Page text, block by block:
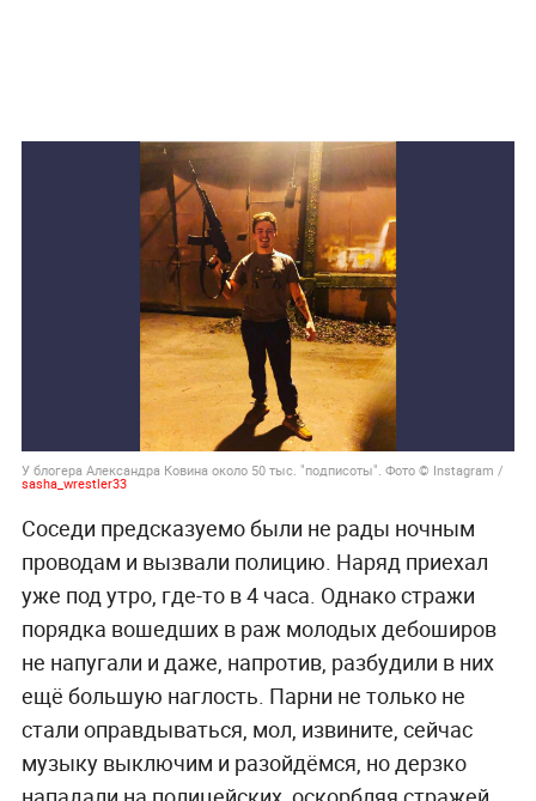
У блогера Александра Ковина около 50 тыс. "подписоты". Фото © Instagram /
sasha_wrestler33
Соседи предсказуемо были не рады ночным
проводам и вызвали полицию. Наряд приехал
уже под утро, где-то в 4 часа. Однако стражи
порядка вошедших в раж молодых дебоширов
не напугали и даже, напротив, разбудили в них
ещё большую наглость. Парни не только не
стали оправдываться, мол, извините, сейчас
музыку выключим и разойдёмся, но дерзко